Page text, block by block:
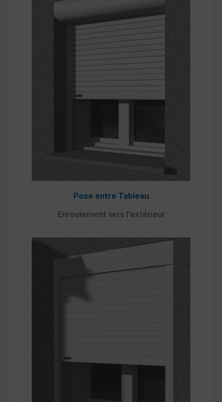
Pose entre Tableau
Enroulement vers l'extérieur